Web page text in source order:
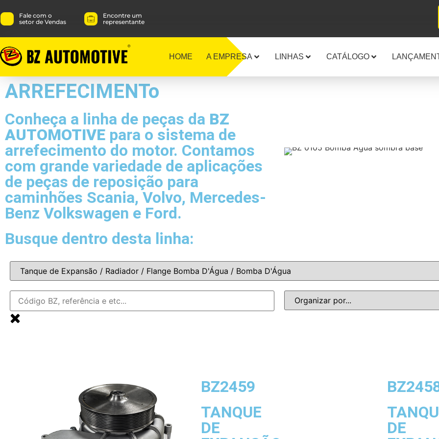
Fale com o
setor de Vendas
Encontre um
representante
HOME A EMPRESA LINHAS CATÁLOGO
ARREFECIMENTo
Conheça a linha de peças da BZ
AUTOMOTIVE para o sistema de
arrefecimento do motor. Contamos
com grande variedade de aplicações
de peças de reposição para
caminhões Scania, Volvo, Mercedes-
Benz Volkswagen e Ford.
Busque dentro desta linha:
BZ2459
TANQUE
DE
DE